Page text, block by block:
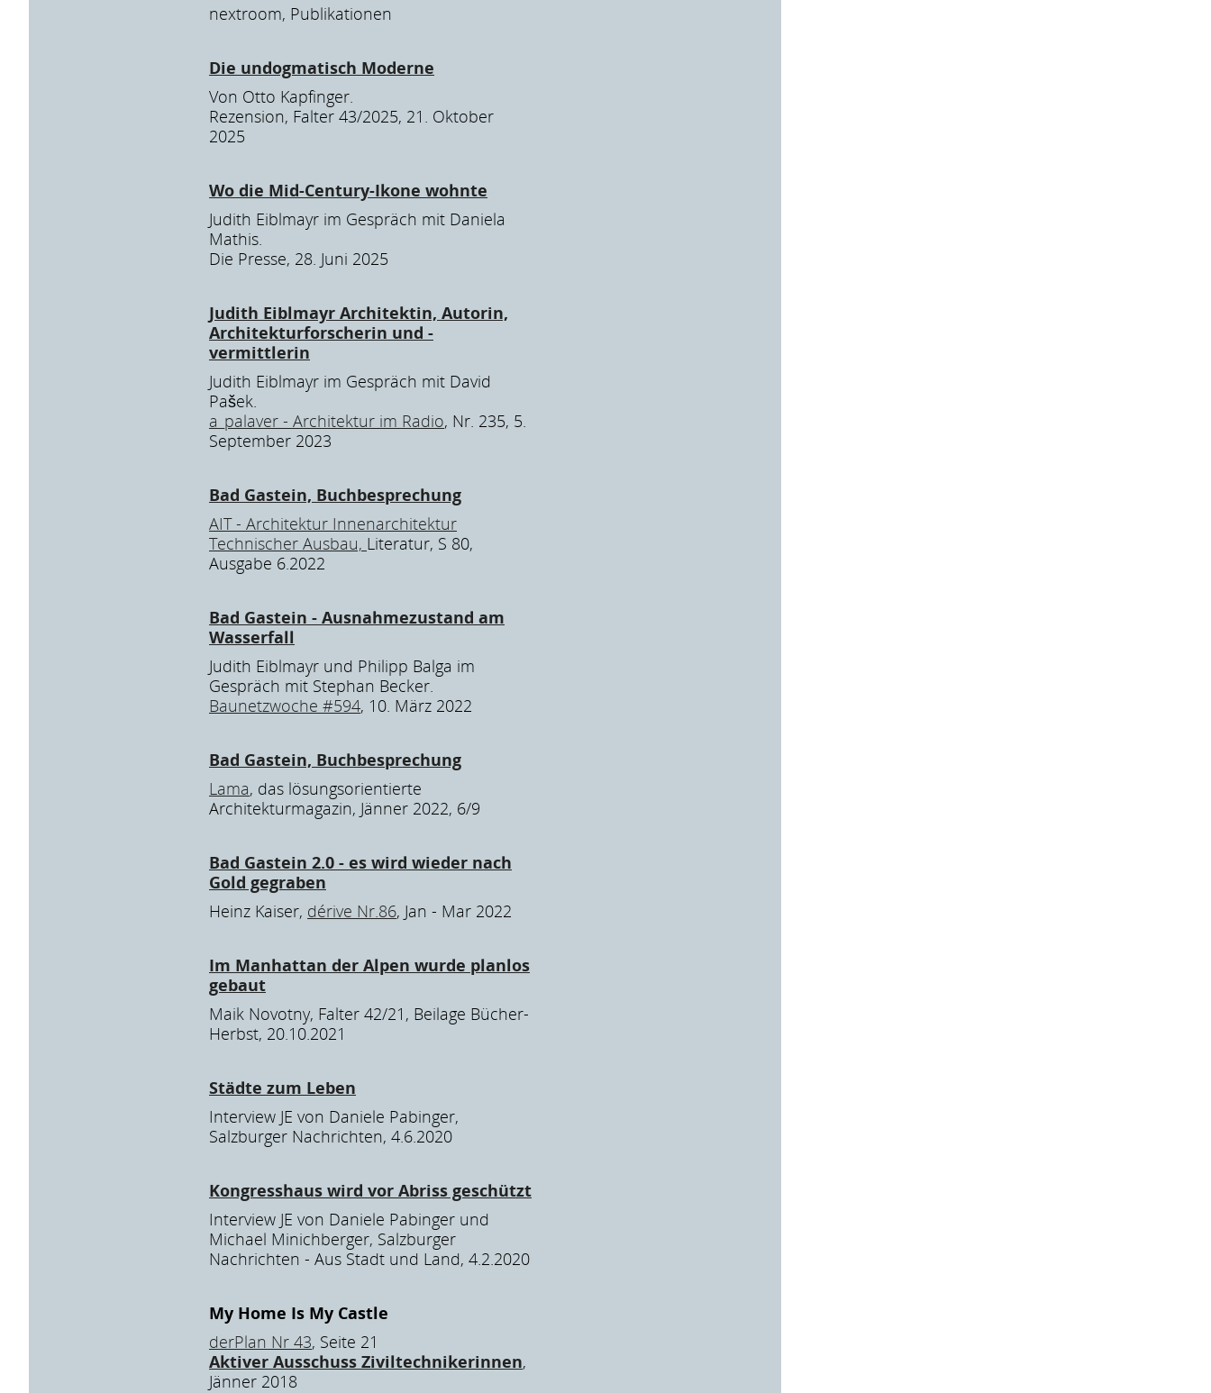
nextroom, Publikationen
Die undogmatisch Moderne
Von Otto Kapfinger.
Rezension, Falter 43/2025, 21. Oktober
2025
Wo die Mid-Century-Ikone wohnte
Judith Eiblmayr im Gespräch mit Daniela
Mathis.
Die Presse, 28. Juni 2025
Judith Eiblmayr Architektin, Autorin,
Architekturforscherin und -
vermittlerin
Judith Eiblmayr im Gespräch mit David
Pašek.
a_palaver - Architektur im Radio, Nr. 235, 5.
September 2023
Bad Gastein, Buchbesprechung
AIT - Architektur Innenarchitektur
Technischer Ausbau, Literatur, S 80,
Ausgabe 6.2022
Bad Gastein - Ausnahmezustand am
Wasserfall
Judith Eiblmayr und Philipp Balga im
Gespräch mit Stephan Becker.
Baunetzwoche #594, 10. März 2022
Bad Gastein, Buchbesprechung
Lama, das lösungsorientierte
Architekturmagazin, Jänner 2022, 6/9
Bad Gastein 2.0 - es wird wieder nach
Gold gegraben
Heinz Kaiser, dérive Nr.86, Jan - Mar 2022
Im Manhattan der Alpen wurde planlos
gebaut
Maik Novotny, Falter 42/21, Beilage Bücher-
Herbst, 20.10.2021
Städte zum Leben
Interview JE von Daniele Pabinger,
Salzburger Nachrichten, 4.6.2020
Kongresshaus wird vor Abriss geschützt
Interview JE von Daniele Pabinger und
Michael Minichberger, Salzburger
Nachrichten - Aus Stadt und Land, 4.2.2020
My Home Is My Castle
derPlan Nr 43, Seite 21
Aktiver Ausschuss Ziviltechnikerinnen,
Jänner 2018